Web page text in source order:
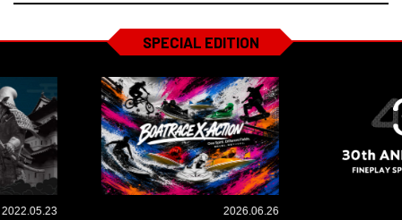
SPECIAL EDITION
2022.05.23 2026.06.26